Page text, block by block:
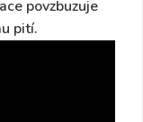
povzbuzuje
pití.